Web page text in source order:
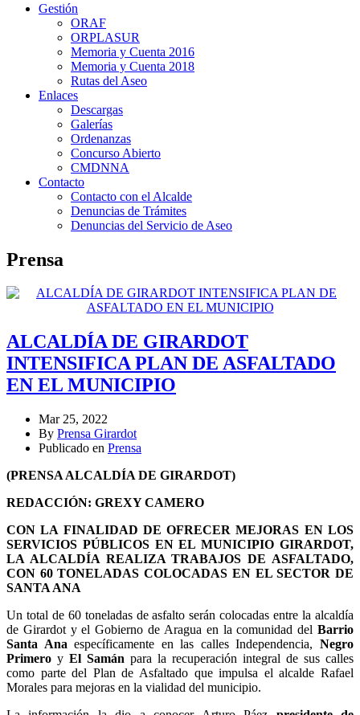
Gestión
ORAF
ORPLASUR
Memoria y Cuenta 2016
Memoria y Cuenta 2018
Rutas del Aseo
Enlaces
Descargas
Galerías
Ordenanzas
Concurso Abierto
CMDNNA
Contacto
Contacto con el Alcalde
Denuncias de Trámites
Denuncias del Servicio de Aseo
Prensa
ALCALDÍA DE GIRARDOT
INTENSIFICA PLAN DE ASFALTADO
EN EL MUNICIPIO
Mar 25, 2022
By Prensa Girardot
Publicado en Prensa
(PRENSA ALCALDÍA DE GIRARDOT)
REDACCIÓN: GREXY CAMERO
CON LA FINALIDAD DE OFRECER MEJORAS EN LOS
SERVICIOS PÚBLICOS EN EL MUNICIPIO GIRARDOT,
LA ALCALDÍA REALIZA TRABAJOS DE ASFALTADO,
CON 60 TONELADAS COLOCADAS EN EL SECTOR DE
SANTA ANA
Un total de 60 toneladas de asfalto serán colocadas entre la alcaldía
de Girardot y el Gobierno de Aragua en la comunidad del Barrio
Santa Ana específicamente en las calles Independencia,Negro
Primero y El Samán para la recuperación integral de sus calles
como parte del Plan de Asfaltado que impulsa el alcalde Rafael
Morales para mejoras en la vialidad del municipio.